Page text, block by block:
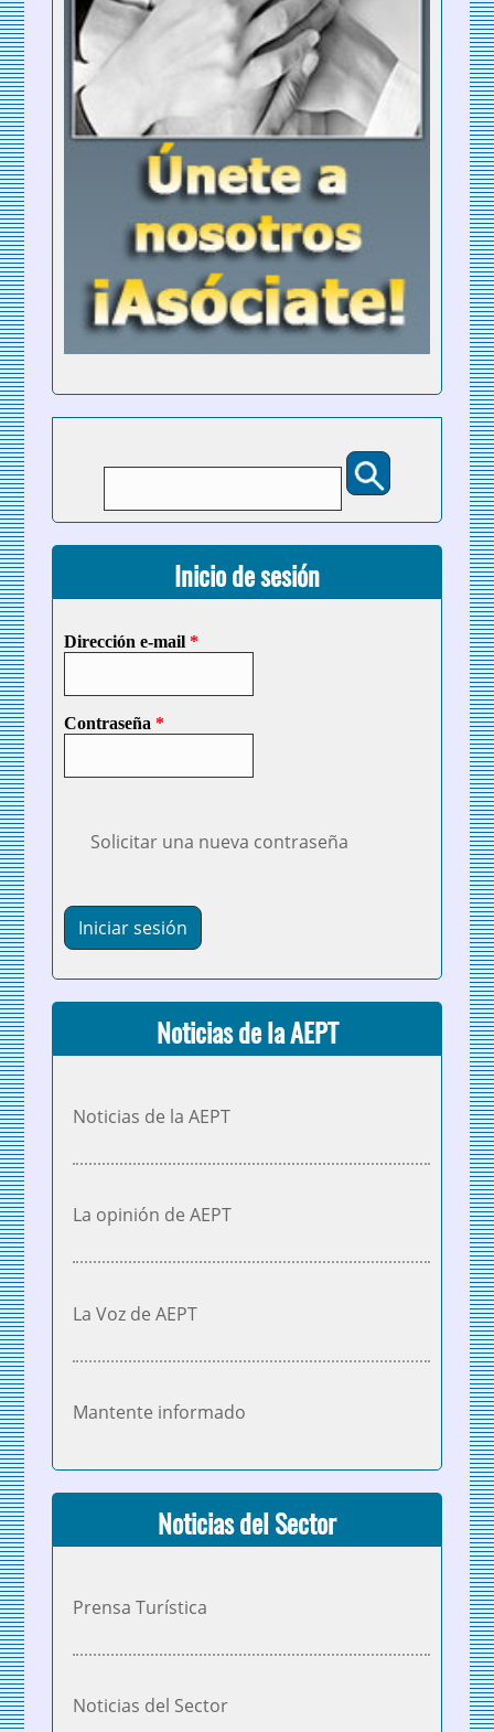
Inicio de sesión
Dirección e-mail *
Contraseña *
Solicitar una nueva contraseña
Noticias de la AEPT
Noticias de la AEPT
La opinión de AEPT
La Voz de AEPT
Mantente informado
Noticias del Sector
Prensa Turística
Noticias del Sector